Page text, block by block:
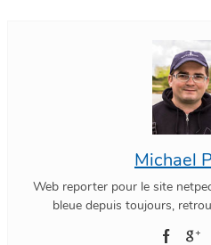
Michael
Web reporter pour le site
bleue depuis toujours,